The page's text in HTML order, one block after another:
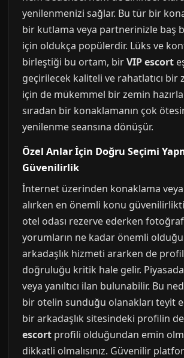
yenilenmenizi sağlar. Bu tür bir
bir kutlama veya partnerinizle baş
için oldukça popülerdir. Lüks ve
birleştiği bu ortam, birVIP escort
geçirilecek kaliteli ve rahatlatıcı bir
için de mükemmel bir zemin
sıradan bir konaklamanın çok
yenilenme seansına dönüşür.
Özel Anlar İçin Doğru Seçimi
Güvenilirlik
İnternet üzerinden konaklama
alırken en önemli konu
otel odası rezerve ederken
yorumların ne kadar önemli
arkadaşlık hizmeti ararken de
doğruluğu kritik hale gelir.
veya yanıltıcı ilan bulunabilir. Bu
bir otelin sunduğu olanakları teyit
bir arkadaşlık sitesindeki profilin
escort profili olduğundan emin
dikkatli olmalısınız. Güvenilir